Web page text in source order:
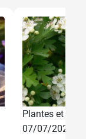
Plantes et
07/07/2026